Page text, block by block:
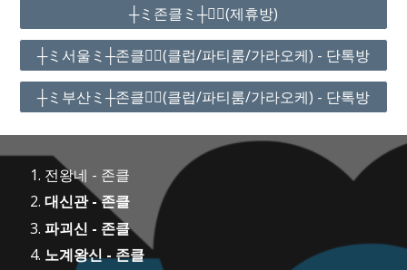
┼ミ존클ミ┼❤️‍🔥(제휴방)
┼ミ서울ミ┼존클❤️‍🔥(클럽/파티룸/가라오케) - 단톡방
┼ミ부산ミ┼존클❤️‍🔥(클럽/파티룸/가라오케) - 단톡방
전왕네 - 존클
대신관 - 존클
파괴신 - 존클
노계왕신 - 존클